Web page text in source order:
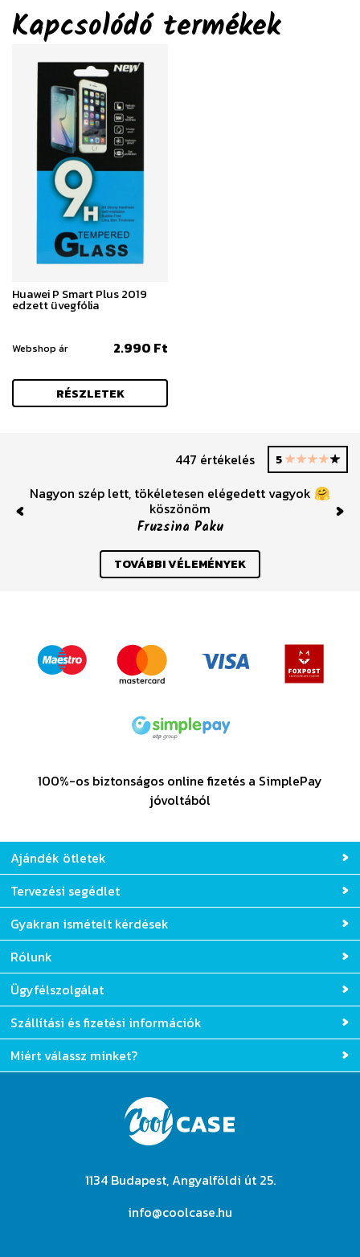
Kapcsolódó termékek
Huawei P Smart Plus 2019
edzett üvegfólia
Webshop ár 2.990 Ft
RÉSZLETEK
447 értékelés 5
Nagyon szép lett, tökéletesen elégedett vagyok 🤗
köszönöm
Fruzsina Paku
TOVÁBBI VÉLEMÉNYEK
100%-os biztonságos online fizetés a SimplePay
Ajándék ötletek
Tervezési segédlet
Gyakran ismételt kérdések
Rólunk
Ügyfélszolgálat
Szállítási és fizetési információk
Miért válassz minket?